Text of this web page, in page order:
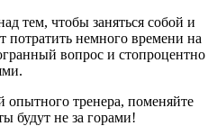
тем, чтобы заняться собой и
потратить немного времени на
вопрос и стопроцентно
опытного тренера, поменяйте
будут не за горами!